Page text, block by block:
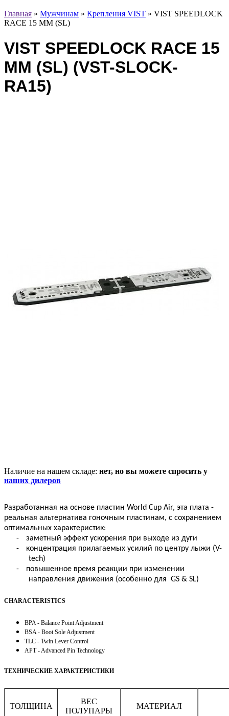
Главная » Мужчинам » Крепления VIST » VIST SPEEDLOCK
RACE 15 MM (SL)
VIST SPEEDLOCK RACE 15
MM (SL) (VST-SLOCK-
RA15)
Наличие на нашем складе: нет, но вы можете спросить у
наших дилеров
Разработанная на основе пластин World Cup Air, эта плата -
реальная альтернатива гоночным пластинам, с сохранением
оптимальных характеристик:
-
заметный эффект ускорения при выходе из дуги
-
концентрация прилагаемых усилий по центру лыжи (V-
tech)
-
повышенное время реакции при изменении
направления движения (особенно для GS & SL)
CHARACTERISTICS
BPA - Balance Point Adjustment
BSA - Boot Sole Adjustment
TLC - Twin Lever Control
APT - Advanced Pin Technology
ТЕХНИЧЕСКИЕ ХАРАКТЕРИСТИКИ
ТОЛЩИНА
ВЕС
ПОЛУПАРЫ
МАТЕРИАЛ